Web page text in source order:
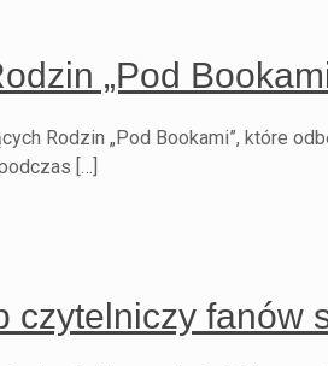
„Pod
Rodzin „Pod Bookami”, które
[…]
czytelniczy fanów